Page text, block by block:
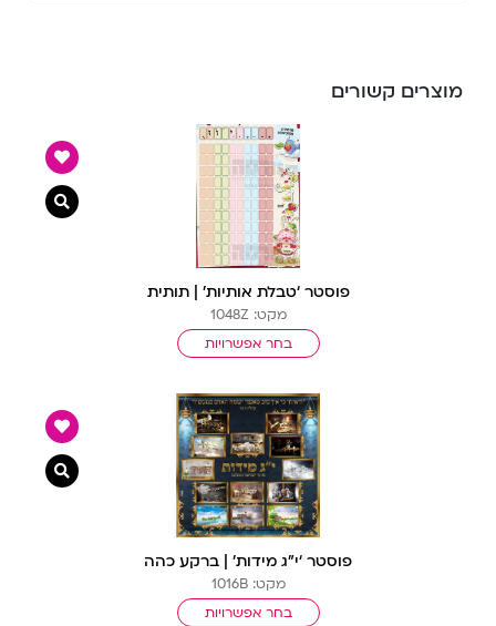
מוצרים קשורים
פוסטר ‘טבלת אותיות’ | תותית
מקט: 1048Z
בחר אפשרויות
צפייה
פוסטר ‘י”ג מידות’ | ברקע כהה
מקט: 1016B
בחר אפשרויות
צפייה